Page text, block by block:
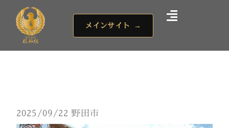
キ
メインサイト →
2025/09/22 野田市